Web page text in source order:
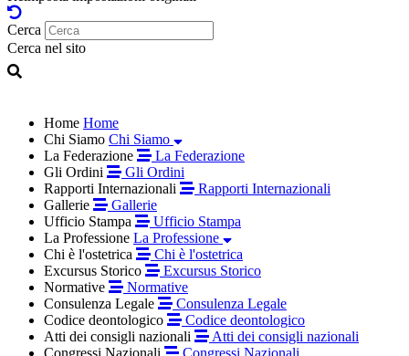
Cerca
Cerca nel sito
Home Home
Chi Siamo Chi Siamo
La Federazione
La Federazione
Gli Ordini
Gli Ordini
Rapporti Internazionali
Rapporti Internazionali
Gallerie
Gallerie
Ufficio Stampa
Ufficio Stampa
La Professione La Professione
Chi è l'ostetrica
Chi è l'ostetrica
Excursus Storico
Excursus Storico
Normative
Normative
Consulenza Legale
Consulenza Legale
Codice deontologico
Codice deontologico
Atti dei consigli nazionali
Atti dei consigli nazionali
Congressi Nazionali
Congressi Nazionali